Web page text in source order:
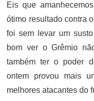
Eis que
ótimo resultado contra
foi sem levar um
bom ver o Grêmio
também ter o poder
ontem provou mais
melhores atacantes do